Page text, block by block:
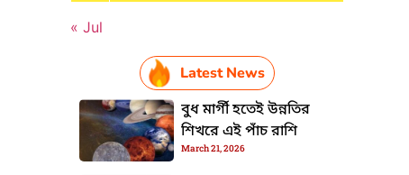
« Jul
Latest News
বুধ মার্গী হতেই উন্নতির
শিখরে এই পাঁচ রাশি
March 21, 2026